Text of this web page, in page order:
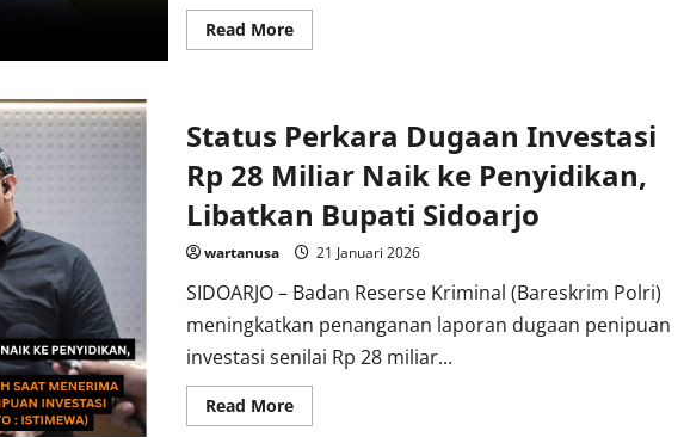
Read MoreRead
more
Sidoarjo
Desak
Percepatan
Perbup
Perangkat
Desa
yang
Belum
Cair
Status Perkara Dugaan Investasi
Rp 28 Miliar Naik ke Penyidikan,
Libatkan Bupati Sidoarjo
wartanusa 21 Januari 2026
SIDOARJO – Badan Reserse Kriminal (Bareskrim Polri)
meningkatkan penanganan laporan dugaan penipuan
investasi senilai Rp 28 miliar...
Read MoreRead
more